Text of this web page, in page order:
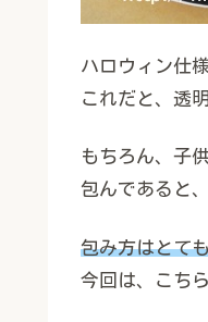
ハロウィン仕
これだと、透
もちろん、子
包んであると、
包み方はとて
今回は、こち